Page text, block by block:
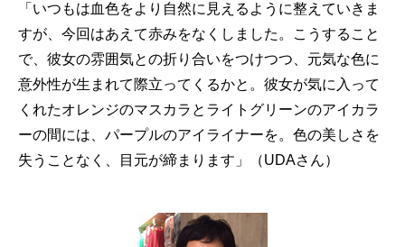
「いつもは血色をより自然に見えるように整えていきま
すが、今回はあえて赤みをなくしました。こうすること
で、彼女の雰囲気との折り合いをつけつつ、元気な色に
意外性が生まれて際立ってくるかと。彼女が気に入って
くれたオレンジのマスカラとライトグリーンのアイカラ
ーの間には、パープルのアイライナーを。色の美しさを
失うことなく、目元が締まります」（UDAさん）